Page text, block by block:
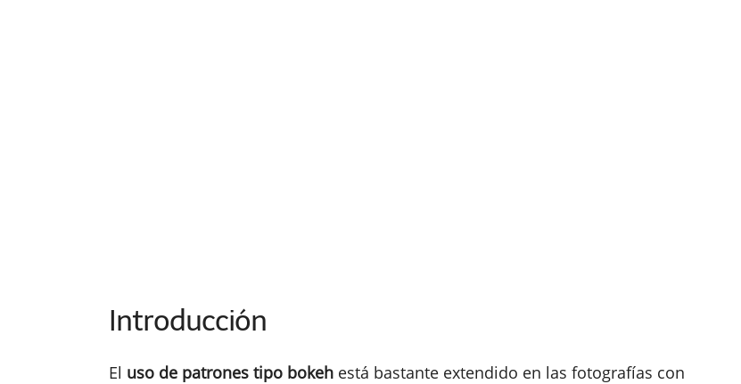
Introducción
El uso de patrones tipo bokeh está bastante extendido en las fotografías con